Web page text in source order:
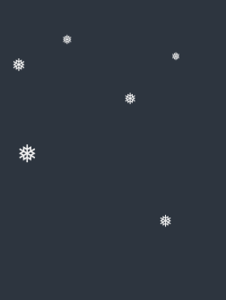
❅
❅
❅
❅